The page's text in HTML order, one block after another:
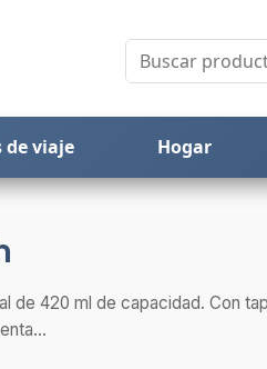
viaje Hogar
de 420 ml de capacidad. Con